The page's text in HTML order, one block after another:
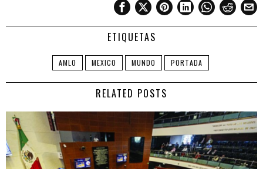
ETIQUETAS
AMLO MEXICO MUNDO PORTADA
RELATED POSTS